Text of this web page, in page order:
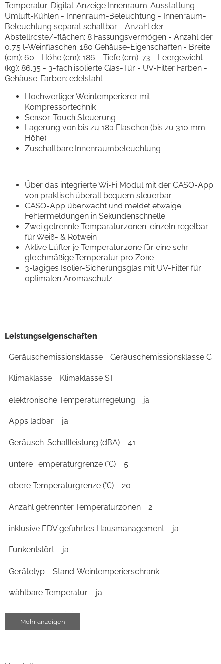
Temperatur-Digital-Anzeige Innenraum-Ausstattung -
Umluft-Kühlen - Innenraum-Beleuchtung - Innenraum-
Beleuchtung separat schaltbar - Anzahl der
Abstellroste/-flächen: 8 Fassungsvermögen - Anzahl der
0,75 l-Weinflaschen: 180 Gehäuse-Eigenschaften - Breite
(cm): 60 - Höhe (cm): 186 - Tiefe (cm): 73 - Leergewicht
(kg): 86.35 - 3-fach isolierte Glas-Tür - UV-Filter Farben -
Gehäuse-Farben: edelstahl
Hochwertiger Weintemperierer mit
Kompressortechnik
Sensor-Touch Steuerung
Lagerung von bis zu 180 Flaschen (bis zu 310 mm
Höhe)
Zuschaltbare Innenraumbeleuchtung
Über das integrierte Wi-Fi Modul mit der CASO-App
von praktisch überall bequem steuerbar
CASO-App überwacht und meldet etwaige
Fehlermeldungen in Sekundenschnelle
Zwei getrennte Temparaturzonen, einzeln regelbar
für Weiß- & Rotwein
Aktive Lüfter je Temperaturzone für eine sehr
gleichmäßige Temperatur pro Zone
3-lagiges Isolier-Sicherungsglas mit UV-Filter für
optimalen Aromaschutz
Leistungseigenschaften
Geräuschemissionsklasse Geräuschemissionsklasse C
Klimaklasse Klimaklasse ST
elektronische Temperaturregelung ja
Apps ladbar ja
Geräusch-Schallleistung (dBA) 41
untere Temperaturgrenze (°C) 5
obere Temperaturgrenze (°C) 20
Anzahl getrennter Temperaturzonen 2
inklusive EDV geführtes Hausmanagement ja
Funkentstört ja
Gerätetyp Stand-Weintemperierschrank
wählbare Temperatur ja
Netzspannung (V)
Mehr anzeigen